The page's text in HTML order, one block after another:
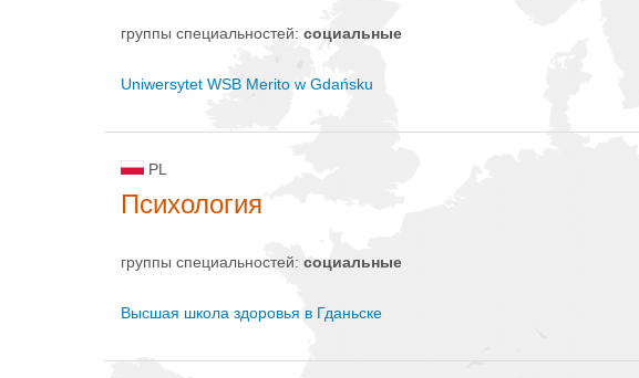
группы специальностей: социальные
Uniwersytet WSB Merito w Gdańsku
PL
Психология
группы специальностей: социальные
Высшая школа здоровья в Гданьске